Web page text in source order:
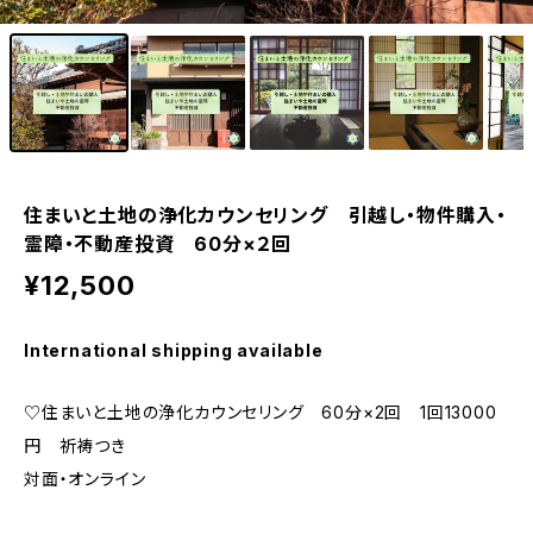
住まいと土地の浄化カウンセリング 引越し・物件購入・
霊障・不動産投資 60分×２回
¥12,500
International shipping available
♡住まいと土地の浄化カウンセリング 60分×2回 1回13000
円 祈祷つき
対面・オンライン